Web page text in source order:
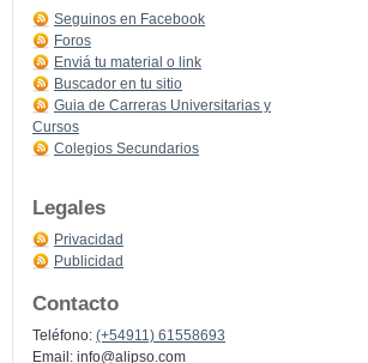
Seguinos en Facebook
Foros
Enviá tu material o link
Buscador en tu sitio
Guia de Carreras Universitarias y
Cursos
Colegios Secundarios
Legales
Privacidad
Publicidad
Contacto
Teléfono: (+54911) 61558693
Email: info@alipso.com